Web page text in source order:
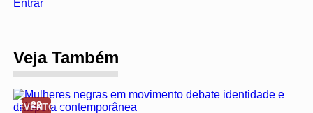
Entrar
Veja Também
22
EVENTOS